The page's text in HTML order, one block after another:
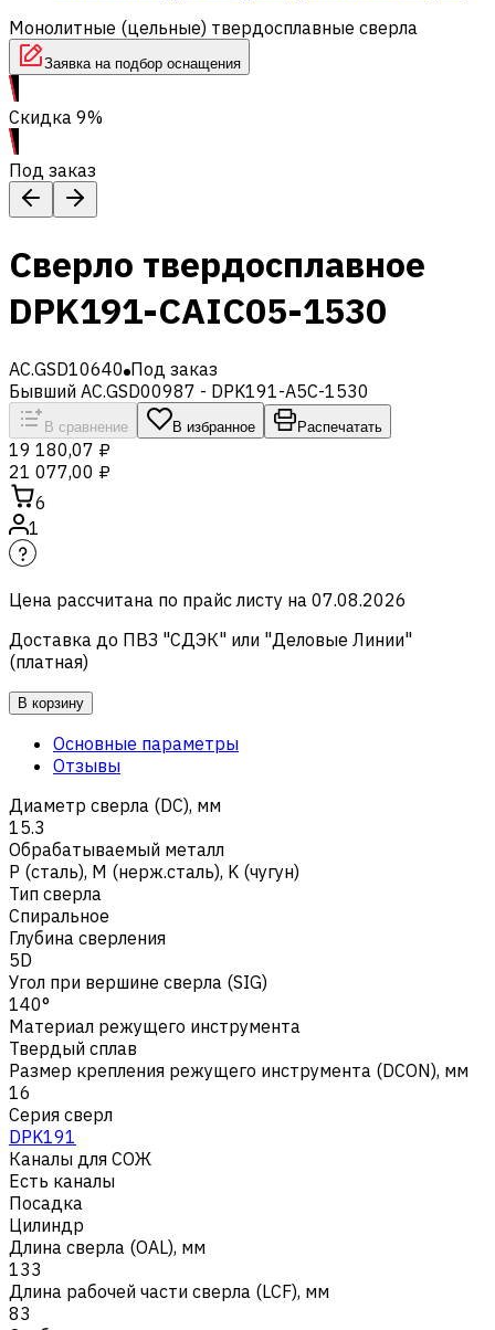
Монолитные (цельные) твердосплавные сверла
Заявка на подбор оснащения
Скидка 9%
Под заказ
Сверло твердосплавное
DPK191-CAIC05-1530
AC.GSD10640 Под заказ
Бывший AC.GSD00987 - DPK191-A5C-1530
В сравнение В избранное Распечатать
19 180,07 ₽
21 077,00 ₽
6
1
Цена рассчитана по прайс листу на 07.08.2026
Доставка до ПВЗ "СДЭК" или "Деловые Линии"
(платная)
В корзину
Основные параметры
Отзывы
Диаметр сверла (DC), мм
15.3
Обрабатываемый металл
Р (сталь), M (нерж.сталь), K (чугун)
Тип сверла
Спиральное
Глубина сверления
5D
Угол при вершине сверла (SIG)
140°
Материал режущего инструмента
Твердый сплав
Размер крепления режущего инструмента (DCON), мм
16
Серия сверл
DPK191
Каналы для СОЖ
Есть каналы
Посадка
Цилиндр
Длина сверла (OAL), мм
133
Длина рабочей части сверла (LCF), мм
83